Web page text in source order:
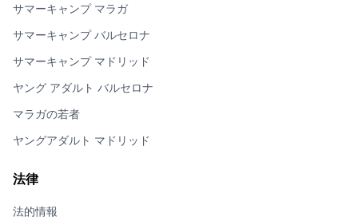
サマーキャンプ マラガ
サマーキャンプ バルセロナ
サマーキャンプ マドリッド
ヤング アダルト バルセロナ
マラガの若者
ヤングアダルト マドリッド
法律
法的情報